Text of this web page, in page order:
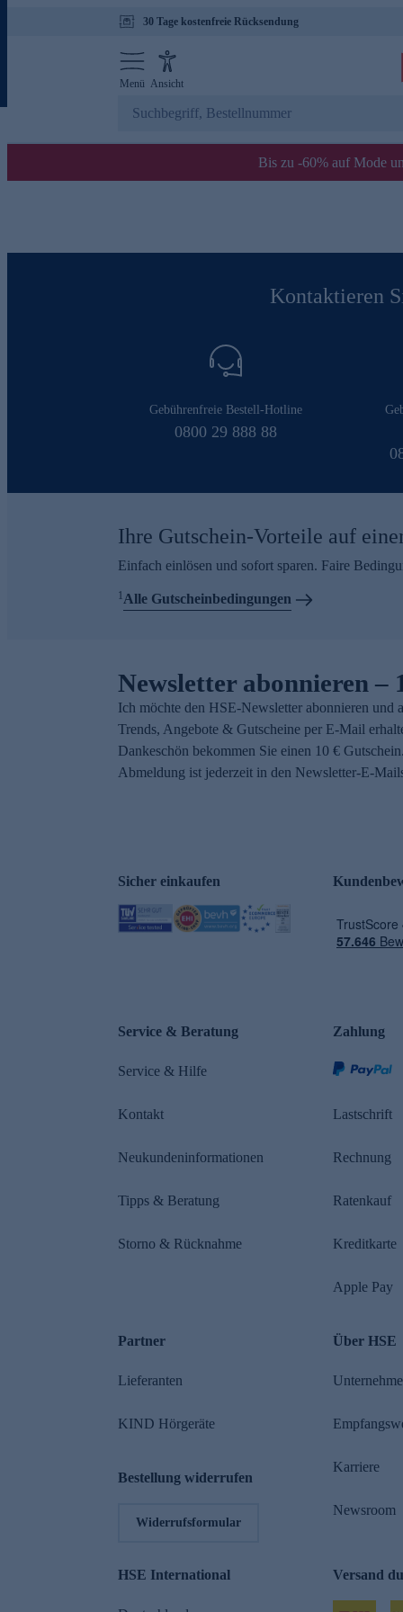
30 Tage kostenfreie Rücksendung
Menü Ansicht
Bis zu -60% auf Mode
Kontaktieren
Gebührenfreie Bestell-Hotline
0800 29 888 88
Ihre Gutschein-Vorteile auf
Einfach einlösen und sofort sparen. Faire
1Alle Gutscheinbedingungen
Newsletter abonnieren –
Ich möchte den HSE-Newsletter abonnieren und
Trends, Angebote & Gutscheine per E-Mail
Dankeschön bekommen Sie einen 10 €
Abmeldung ist jederzeit in den Newsletter-E-
Sicher einkaufen
Service & Beratung
Service & Hilfe
Kontakt
Neukundeninformationen
Tipps & Beratung
Storno & Rücknahme
Zahlung
Lastschrift
Rechnung
Ratenkauf
Kreditkarte
Apple Pay
Partner
Lieferanten
KIND Hörgeräte
Bestellung widerrufen
Widerrufsformular
Über HSE
Karriere
Newsroom
HSE International Versand